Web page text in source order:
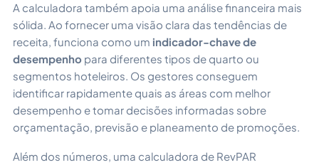
A calculadora também apoia uma análise financeira mais
sólida. Ao fornecer uma visão clara das tendências de
receita, funciona como um indicador-chave de
desempenho para diferentes tipos de quarto ou
segmentos hoteleiros. Os gestores conseguem
identificar rapidamente quais as áreas com melhor
desempenho e tomar decisões informadas sobre
orçamentação, previsão e planeamento de promoções.
Além dos números, uma calculadora de RevPAR